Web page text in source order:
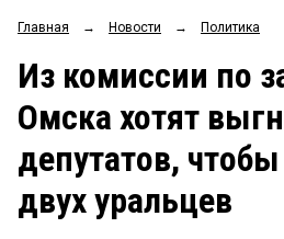
ОБЩЕСТВО
ЗАКОН
Главная → Новости → Политика
Из комиссии по
Омска хотят
депутатов,
двух уральцев